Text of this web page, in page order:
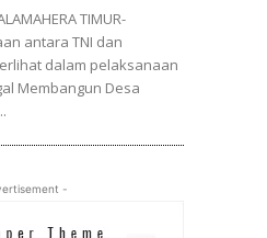
TIMUR-
antara TNI dan
dalam pelaksanaan
Membangun Desa
-